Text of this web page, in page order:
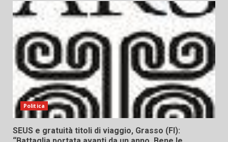
Politica
SEUS e gratuità titoli di viaggio, Grasso (FI):